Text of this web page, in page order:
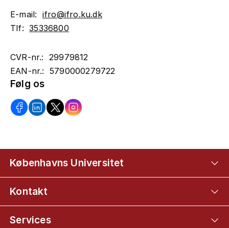
E-mail: ifro@ifro.ku.dk
Tlf:35336800
CVR-nr.: 29979812
EAN-nr.: 5790000279722
Følg os
Københavns Universitet
Kontakt
Services